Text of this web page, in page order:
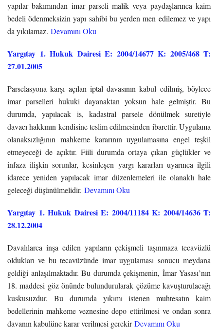
yapılar bakımından imar parseli malik veya paydaşlarınca kaim
bedeli ödenmeksizin yapı sahibi bu yerden men edilemez ve yapı
da yıkılamaz. Devamını Oku
Yargıtay 1. Hukuk Dairesi E: 2004/14677 K: 2005/468 T:
27.01.2005
Parselasyona karşı açılan iptal davasının kabul edilmiş, böylece
imar parselleri hukuki dayanaktan yoksun hale gelmiştir. Bu
durumda, yapılacak is, kadastral parsele dönülmek suretiyle
davacı hakkının kendisine teslim edilmesinden ibarettir. Uygulama
olanaksızlığının mahkeme kararının uygulamasına engel teşkil
etmeyeceği de açıktır. Fiili durumda ortaya çıkan güçlükler ve
infaza ilişkin sorunlar, kesinleşen yargı kararları uyarınca ilgili
idarece yeniden yapılacak imar düzenlemeleri ile olanaklı hale
geleceği düşünülmelidir. Devamını Oku
Yargıtay 1. Hukuk Dairesi E: 2004/11184 K: 2004/14636 T:
28.12.2004
Davalılarca inşa edilen yapıların çekişmeli taşınmaza tecavüzlü
oldukları ve bu tecavüzünde imar uygulaması sonucu meydana
geldiği anlaşılmaktadır. Bu durumda çekişmenin, İmar Yasası’nın
18. maddesi göz önünde bulundurularak çözüme kavuşturulacağı
kuskusuzdur. Bu durumda yıkımı istenen muhtesatın kaim
bedellerinin mahkeme veznesine depo ettirilmesi ve ondan sonra
davanın kabulüne karar verilmesi gerekirDevamını Oku